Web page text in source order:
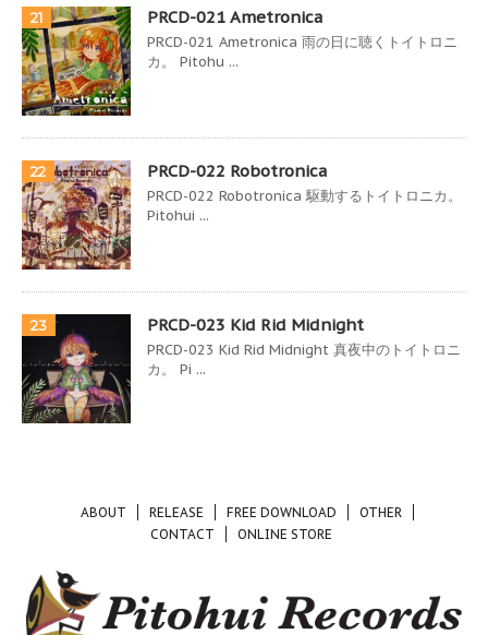
21 PRCD-021 Ametronica
PRCD-021 Ametronica 雨の日に聴くトイトロニ
カ。 Pitohu ...
22 PRCD-022 Robotronica
PRCD-022 Robotronica 駆動するトイトロニカ。
Pitohui ...
23 PRCD-023 Kid Rid Midnight
PRCD-023 Kid Rid Midnight 真夜中のトイトロニ
カ。 Pi ...
ABOUT RELEASE FREE DOWNLOAD
OTHER
CONTACT
ONLINE STORE